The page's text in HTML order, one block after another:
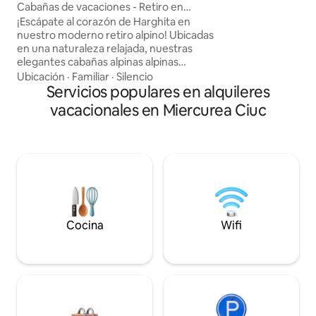
Cabañas de vacaciones - Retiro en
cabaña alpina en Harghita
¡Escápate al corazón de Harghita en
nuestro moderno retiro alpino! Ubicadas
en una naturaleza relajada, nuestras
elegantes cabañas alpinas alpinas
ofrecen la escapada perfecta para 2-4
huéspedes. Construida en 2024, cada
cabaña cuenta con una sauna privada y
un jacuzzi de madera tradicional, lo que
o amigos, este refugio es perfecto para
relajarse o explorar los impresionantes
paisajes de Harghita.
Ubicación · Familiar · Silencio
Servicios populares en alquileres
vacacionales en Miercurea Ciuc
Cocina Wifi